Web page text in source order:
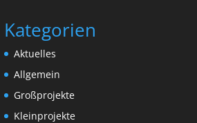
Kategorien
Aktuelles
Allgemein
Großprojekte
Kleinprojekte